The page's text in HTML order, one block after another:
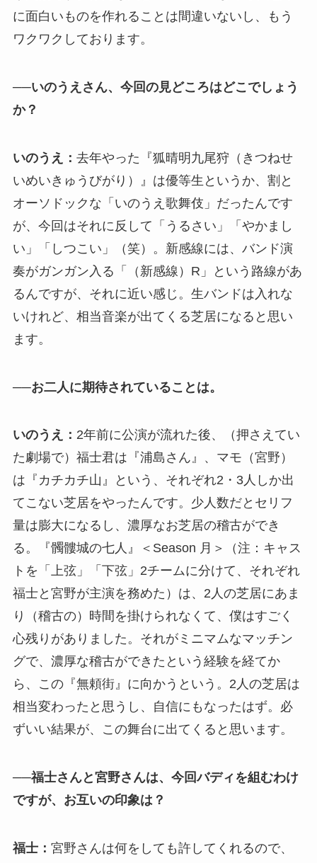
に面白いものを作れることは間違いないし、もう
ワクワクしております。
──いのうえさん、今回の見どころはどこでしょう
か？
いのうえ： 去年やった『狐晴明九尾狩（きつねせ
いめいきゅうびがり）』は優等生というか、割と
オーソドックな「いのうえ歌舞伎」だったんです
が、今回はそれに反して「うるさい」「やかまし
い」「しつこい」（笑）。新感線には、バンド演
奏がガンガン入る「（新感線）R」という路線があ
るんですが、それに近い感じ。生バンドは入れな
いけれど、相当音楽が出てくる芝居になると思い
ます。
──お二人に期待されていることは。
いのうえ： 2年前に公演が流れた後、（押さえてい
た劇場で）福士君は『浦島さん』、マモ（宮野）
は『カチカチ山』という、それぞれ2・3人しか出
てこない芝居をやったんです。少人数だとセリフ
量は膨大になるし、濃厚なお芝居の稽古ができ
る。『髑髏城の七人』＜Season 月＞（注：キャス
トを「上弦」「下弦」2チームに分けて、それぞれ
福士と宮野が主演を務めた）は、2人の芝居にあま
り（稽古の）時間を掛けられなくて、僕はすごく
心残りがありました。それがミニマムなマッチン
グで、濃厚な稽古ができたという経験を経てか
ら、この『無頼街』に向かうという。2人の芝居は
相当変わったと思うし、自信にもなったはず。必
ずいい結果が、この舞台に出てくると思います。
──福士さんと宮野さんは、今回バディを組むわけ
ですが、お互いの印象は？
福士： 宮野さんは何をしても許してくれるので、